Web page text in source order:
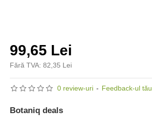
0 review-uri - Feedback-ul tău
99,65 Lei
Fără TVA: 82,35 Lei
Botaniq deals